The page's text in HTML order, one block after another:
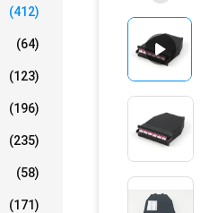
(412)
(64)
(123)
(196)
(235)
(58)
(171)